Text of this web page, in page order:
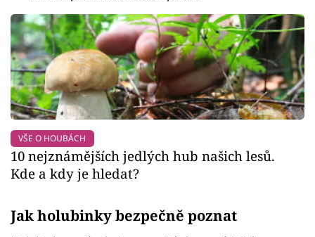
VŠE O HOUBÁCH
10 nejznámějších jedlých hub našich lesů.
Kde a kdy je hledat?
Jak holubinky bezpečně poznat